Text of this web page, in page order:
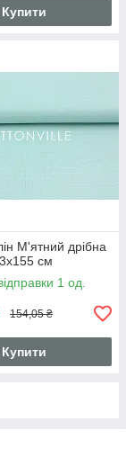
Купити
М'ятний дрібна
см
1 од.
154,05 ₴
Купити